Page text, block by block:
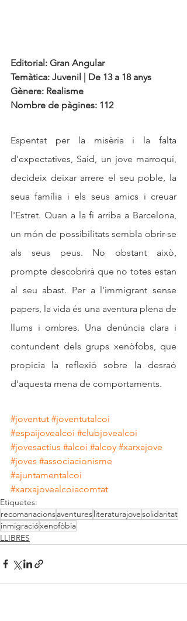
Editorial: Gran Angular
Temàtica: Juvenil | De 13 a 18 anys
Gènere: Realisme
Nombre de pàgines: 112
Espentat per la misèria i la falta
d'expectatives, Saíd, un jove marroquí,
decideix deixar arrere el seu poble, la
seua família i els seus amics i creuar
l'Estret. Quan a la fi arriba a Barcelona,
un món de possibilitats sembla obrir-se
als seus peus. No obstant això,
prompte descobrirà que no totes estan
al seu abast. Per a l'immigrant sense
papers, la vida és una aventura plena de
llums i ombres. Una denúncia clara i
contundent dels grups xenòfobs, que
propicia la reflexió sobre la desraó
d'aquesta mena de comportaments.
#joventut #joventutalcoi
#espaijovealcoi #clubjovealcoi
#jovesactius #alcoi #alcoy #xarxajove
#joves #associacionisme
#ajuntamentalcoi
#xarxajovealcoiacomtat
Etiquetes:
recomanacionsaventuresliteraturajovesolidaritat
inmigracióxenofòbia
LLIBRES